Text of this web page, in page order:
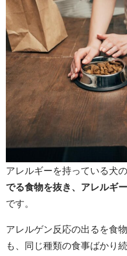
アレルギーを持っている犬の
でる食物を抜き、アレルギ
です。
アレルゲン反応の出るを食
も、同じ種類の食事ばかり